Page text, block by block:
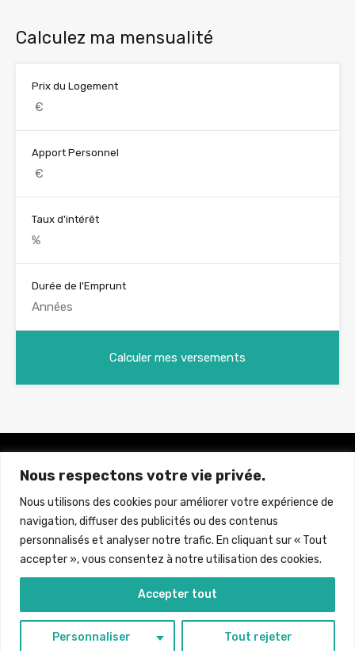
Nous respectons votre vie privée.
Nous utilisons des cookies pour améliorer votre expérience de
navigation, diffuser des publicités ou des contenus
personnalisés et analyser notre trafic. En cliquant sur « Tout
accepter », vous consentez à notre utilisation des cookies.
Personnaliser Tout rejeter
Accepter tout
Calculez ma mensualité
Prix du Logement
Apport Personnel
Taux d'intérêt
Durée de l'Emprunt
Brun Immobilier Neuf
MENTIONS LEGALES&POLITIQUE DE PROTECTION DE
DONNEES PERSONNELLES
© 2023. Tous droits reservés - Designed by INFINY